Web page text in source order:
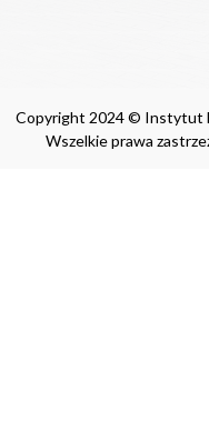
Copyright 2024 © Instytut
Wszelkie prawa